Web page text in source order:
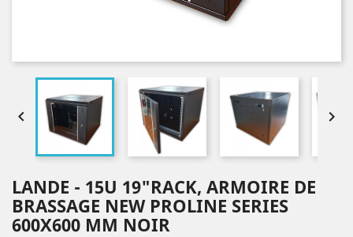
 
LANDE - 15U 19"RACK, ARMOIRE DE
BRASSAGE NEW PROLINE SERIES
600X600 MM NOIR